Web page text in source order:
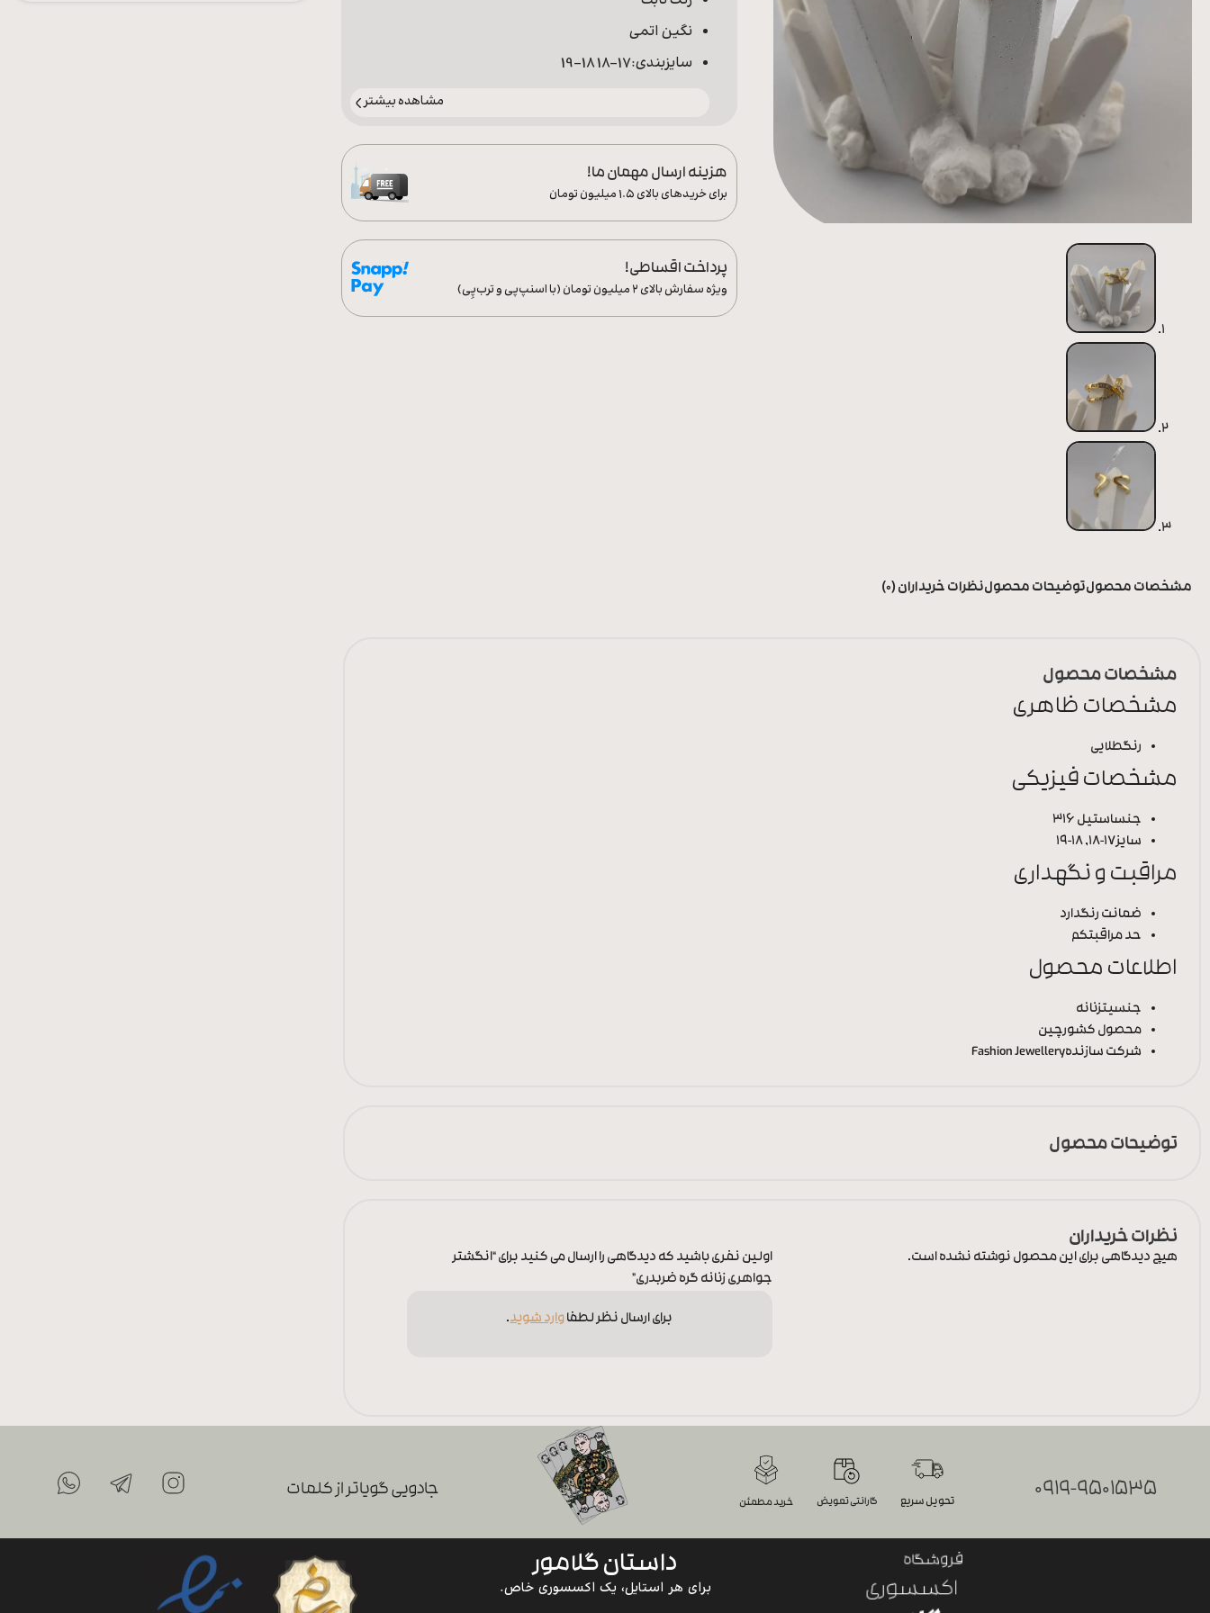
نگین اتمی
سایزبندی:17-18 18-19
مشاهده بیشتر
هزینه ارسال مهمان ما!
برای خریدهای بالای ۱.۵ میلیون تومان
پرداخت اقساطی!
ویژه سفارش‌ بالای ۲ میلیون تومان (با اسنپ‌پی و ترب‌پِی)
مشخصات محصولتوضیحات محصولنظرات خریداران (0)
مشخصات محصول
مشخصات ظاهری
رنگطلایی
مشخصات فیزیکی
جنساستیل 316
سایز17-18, 18-19
مراقبت و نگهداری
ضمانت رنگدارد
حد مراقبتکم
اطلاعات محصول
جنسیتزنانه
محصول کشورچین
شرکت سازندهFashion Jewellery
توضیحات محصول
نظرات خریداران
هیچ دیدگاهی برای این محصول نوشته نشده است.
اولین نفری باشید که دیدگاهی را ارسال می کنید برای “انگشتر
جواهری زنانه گره ضربدری”
برای ارسال نظر لطفاوارد شوید.
0919-9501535 تحویل سریع گارانتی تعویض خرید مطمئن
جادویی گویاتر از کلمات
داستان گلامور
برای هر استایل، یک اکسسوری خاص.